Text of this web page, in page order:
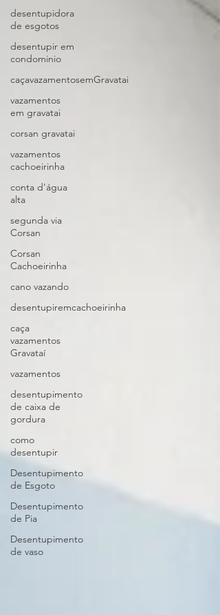
desentupidora
de esgotos
desentupir em
condominio
caçavazamentosemGravatai
vazamentos
em gravatai
corsan gravatai
vazamentos
cachoeirinha
conta d'água
alta
segunda via
Corsan
Corsan
Cachoeirinha
cano vazando
desentupiremcachoeirinha
caça
vazamentos
Gravataí
vazamentos
desentupimento
de caixa de
gordura
como
desentupir
Desentupimento
de Esgoto
Desentupimento
de Pia
Desentupimento
de vaso